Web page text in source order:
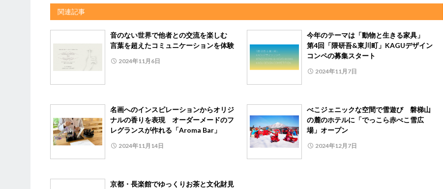
関連記事
音のない世界で他者との交流を楽しむ
言葉を超えたコミュニケーションを体験
2024年11月6日
今年のテーマは「動物と生きる家具」
第4回「隈研吾&東川町」KAGUデザイン
コンペの募集スタート
2024年11月7日
名画へのインスピレーションからオリジ
ナルの香りを表現 オーダーメードのフ
レグランスが作れる「Aroma Bar」
2024年11月14日
べこジェニックな空間で雪遊び 磐梯山
の麓のホテルに「でっこら赤べこ雪広
場」オープン
2024年12月7日
京都・長楽館でゆっくりお茶と文化財見